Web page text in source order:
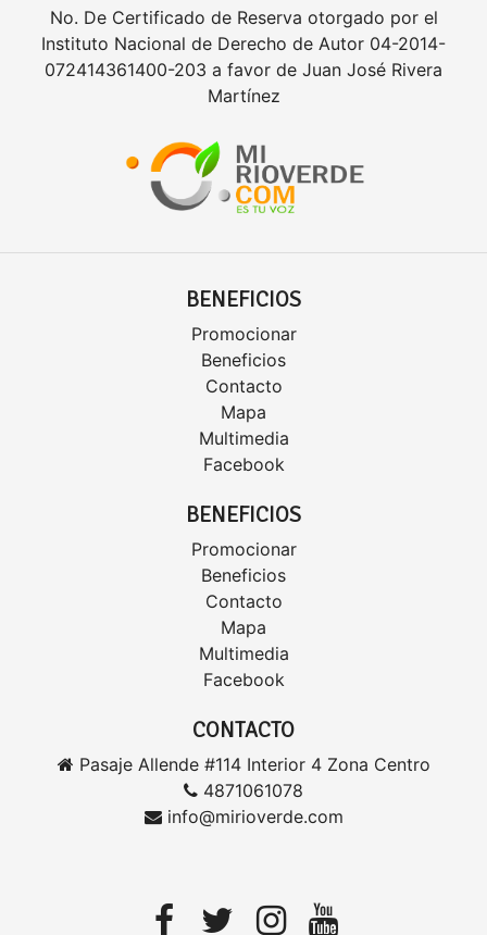
No. De Certificado de Reserva otorgado por el
Instituto Nacional de Derecho de Autor 04-2014-
072414361400-203 a favor de Juan José Rivera
Martínez
BENEFICIOS
Promocionar
Beneficios
Contacto
Mapa
Multimedia
Facebook
BENEFICIOS
Promocionar
Beneficios
Contacto
Mapa
Multimedia
Facebook
CONTACTO
Pasaje Allende #114 Interior 4 Zona Centro
4871061078
info@mirioverde.com